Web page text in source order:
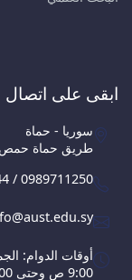
ابقى على اتصال
سوريا - حماة
طريق حماة حمص
/ 0989711250
أوقات الدوام:
9:00 ص وحتى 3:00 م